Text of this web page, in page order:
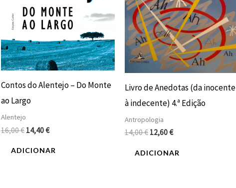
Contos do Alentejo – Do Monte
ao Largo
Alentejo
16,00€ 14,40€
ADICIONAR
Livro de Anedotas (da inocente
à indecente) 4.ª Edição
Antropologia
14,00€ 12,60€
ADICIONAR